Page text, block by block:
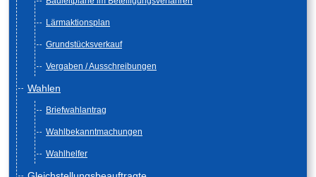
Lärmaktionsplan
Grundstücksverkauf
Vergaben / Ausschreibungen
Wahlen
Briefwahlantrag
Wahlbekanntmachungen
Wahlhelfer